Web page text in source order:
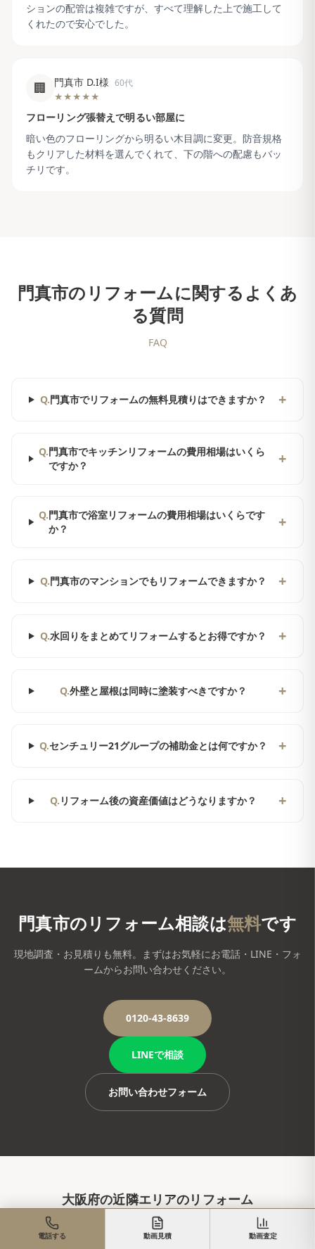
ションの配管は複雑ですが、すべて理解した上で施工して
くれたので安心でした。
🏢 門真市 D.I様 60代
★★★★★
フローリング張替えで明るい部屋に
暗い色のフローリングから明るい木目調に変更。防音規格
もクリアした材料を選んでくれて、下の階への配慮もバッ
チリです。
門真市のリフォームに関するよくあ
る質問
FAQ
Q.門真市でリフォームの無料見積りはできますか？ +
Q.門真市でキッチンリフォームの費用相場はいくら
ですか？
+
Q.門真市で浴室リフォームの費用相場はいくらです
か？
+
Q.門真市のマンションでもリフォームできますか？ +
Q.水回りをまとめてリフォームするとお得ですか？ +
Q.外壁と屋根は同時に塗装すべきですか？ +
Q.センチュリー21グループの補助金とは何ですか？ +
Q. リフォーム後の資産価値はどうなりますか？ +
門真市のリフォーム相談は無料です
現地調査・お見積りも無料。まずはお気軽にお電話・LINE・フォ
ームからお問い合わせください。
0120-43-8639
LINEで相談
お問い合わせフォーム
大阪府の近隣エリアのリフォーム
大阪市 大阪市都島区 大阪市福島区
電話する 動画見積 動画査定